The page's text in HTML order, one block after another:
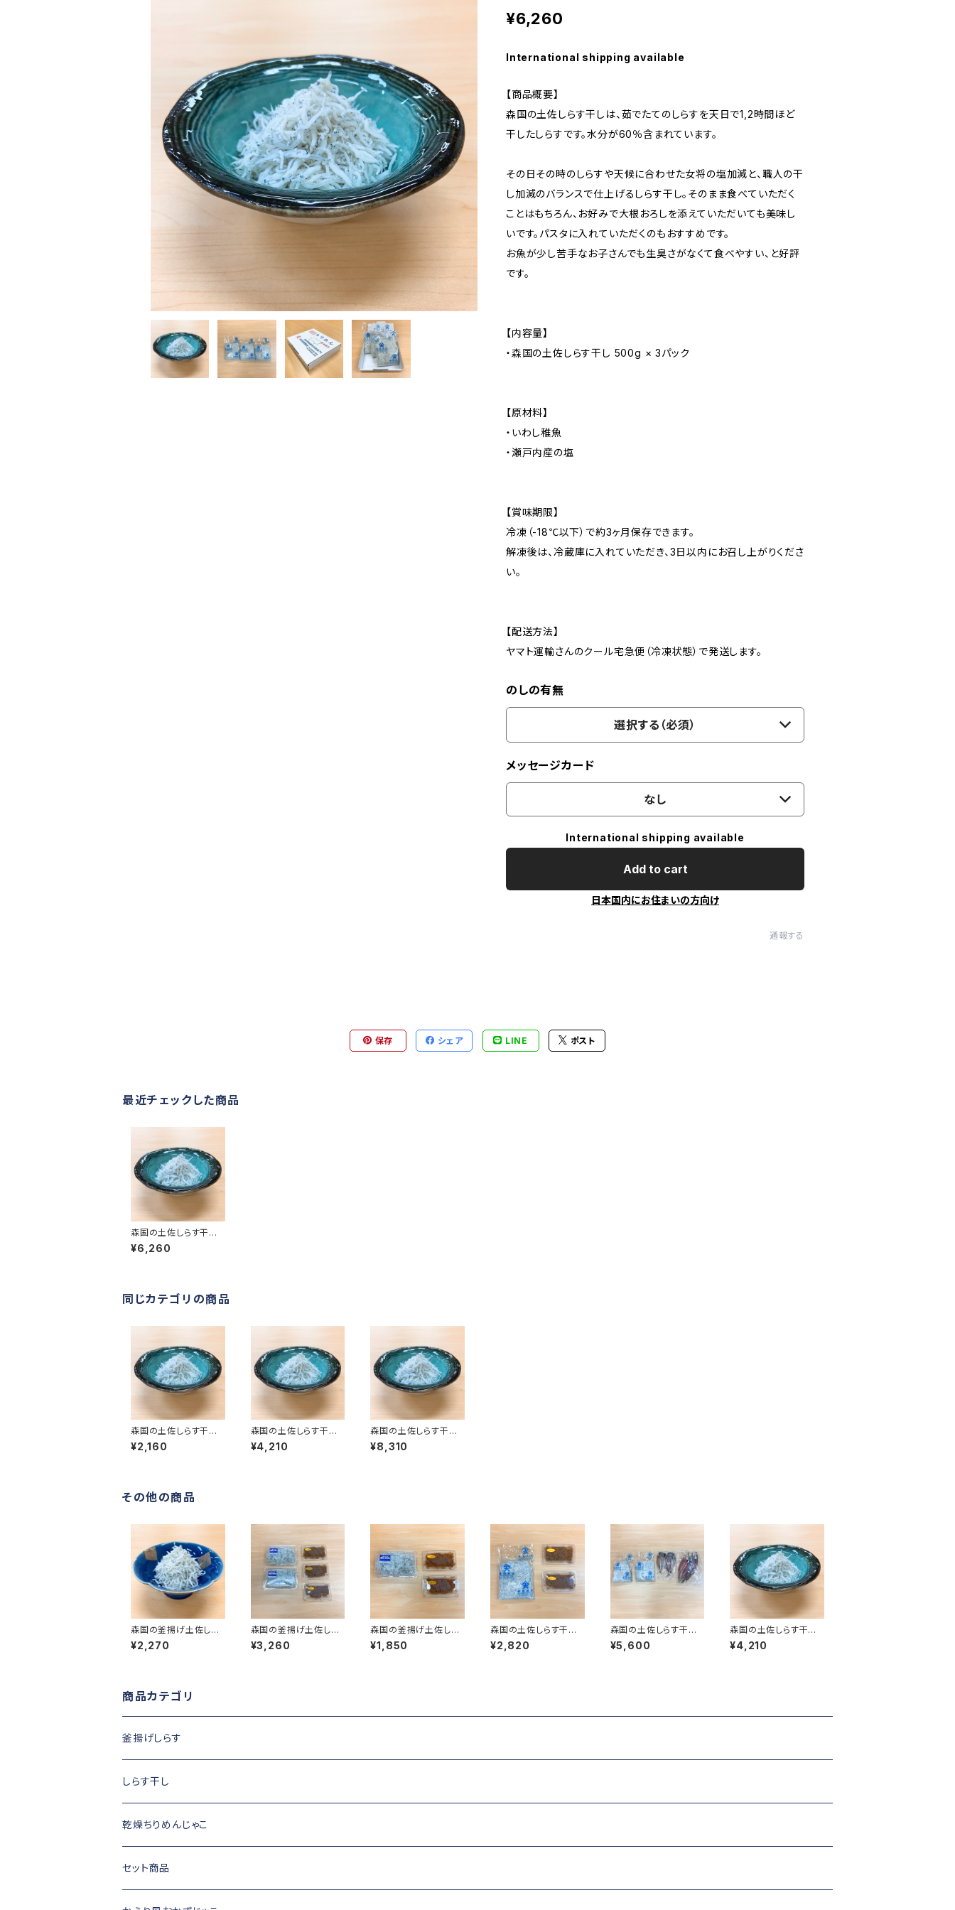
¥6,260
International shipping available
【商品概要】
森国の土佐しらす干しは、茹でたてのしらすを天日で1,2時間ほど
干したしらすです。水分が60％含まれています。
その日その時のしらすや天候に合わせた女将の塩加減と、職人の干
し加減のバランスで仕上げるしらす干し。そのまま食べていただく
ことはもちろん、お好みで大根おろしを添えていただいても美味し
いです。パスタに入れていただくのもおすすめです。
お魚が少し苦手なお子さんでも生臭さがなくて食べやすい、と好評
です。
【内容量】
・森国の土佐しらす干し 500g × 3パック
【原材料】
・いわし稚魚
・瀬戸内産の塩
【賞味期限】
冷凍（-18℃以下）で約3ヶ月保存できます。
解凍後は、冷蔵庫に入れていただき、3日以内にお召し上がりくださ
い。
【配送方法】
ヤマト運輸さんのクール宅急便（冷凍状態）で発送します。
のしの有無
選択する（必須）
メッセージカード
なし
International shipping available
Add to cart
日本国内にお住まいの方向け
通報する
保存 シェア LINE ポスト
最近チェックした商品
森国の土佐しらす干し
（1.5kg）
¥6,260
同じカテゴリの商品
森国の土佐しらす干し
（500g）
¥2,160
森国の土佐しらす干し
（1kg）
¥4,210
森国の土佐しらす干し
（2kg）
¥8,310
その他の商品
森国の釜揚げ土佐しら
す（600g）
¥2,270
森国の釜揚げ土佐しら
す（600g）と佃煮（150
g）のセット
¥3,260
森国の釜揚げ土佐しら
す（300g）と佃煮（100
g）のセット
¥1,850
森国の土佐しらす干し
（500g）と佃煮（100g）
のセット
¥2,820
森国の土佐しらす干し
（1kg）と特選干物セット
（アジ3枚 / カマス3枚）
¥5,600
森国の土佐しらす干し
（1kg）
¥4,210
商品カテゴリ
釜揚げしらす
しらす干し
乾燥ちりめんじゃこ
セット商品